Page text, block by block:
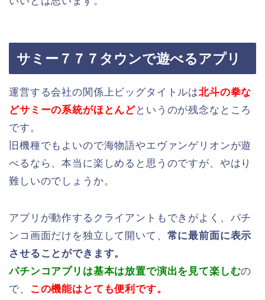
サミー７７７タウンで遊べるアプリ
運営する会社の関係上ビッグタイトルは北斗の拳な
どサミーの系統がほとんどというのが残念なところ
です。
旧機種でもよいので海物語やエヴァンゲリオンが遊
べるなら、本当に楽しめると思うのですが、やはり
難しいのでしょうか。
アプリが動作するクライアントもできがよく、パチ
ンコ画面だけを独立して開いて、 常に最前面に表示
させることができます。
パチンコアプリは基本は放置で演出を見て楽しむの
で、
この機能はとても便利です。